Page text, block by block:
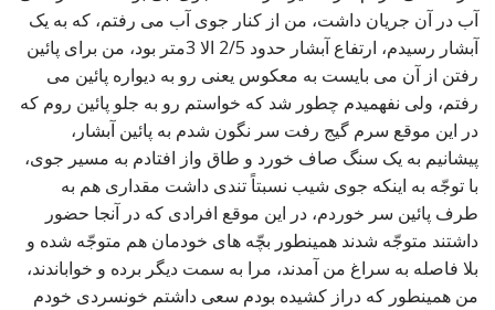
آب در آن جریان داشت، من از کنار جوی آب می رفتم، که به یک
آبشار رسیدم، ارتفاع آبشار حدود 2/5 الا 3متر بود، من برای پائین
رفتن از آن می بایست به معکوس یعنی رو به دیواره پائین می
رفتم، ولی نفهمیدم چطور شد که خواستم رو به جلو پائین روم که
در این موقع سرم گیج رفت سر نگون شدم به پائین آبشار،
پیشانیم به یک سنگ صاف خورد و طاق واز افتادم به مسیر جوی،
با توجّه به اینکه جوی شیب نسبتاً تندی داشت مقداری هم به
طرف پائین سر خوردم، در این موقع افرادی که در آنجا حضور
داشتند متوجّه شدند همینطور بچّه های خودمان هم متوجّه شده و
بلا فاصله به سراغ من آمدند، مرا به سمت دیگر برده و خواباندند،
من همینطور که دراز کشیده بودم سعی داشتم خونسردی خودم